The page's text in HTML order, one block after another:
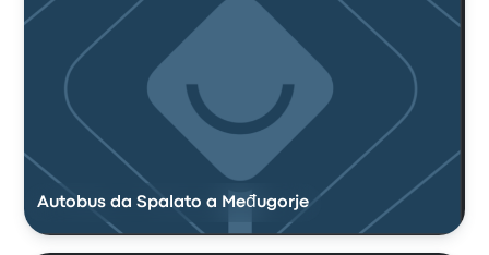
Autobus da Spalato a Međugorje